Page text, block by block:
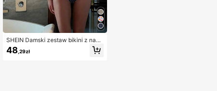
SHEIN Damski zestaw bikini z nadr
ukiem w kropki i metalowymi zdobi
eniami Beach Resort
48 ,29zł